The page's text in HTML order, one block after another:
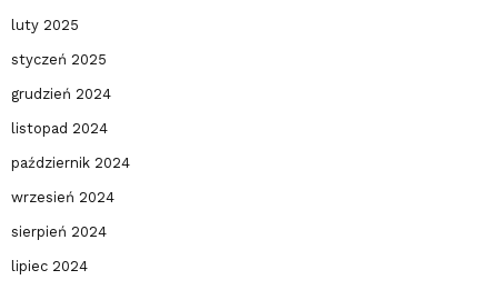
luty 2025
styczeń 2025
grudzień 2024
listopad 2024
październik 2024
wrzesień 2024
sierpień 2024
lipiec 2024